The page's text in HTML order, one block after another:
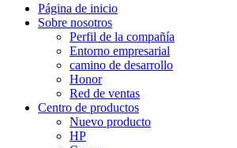
Página de inicio
Sobre nosotros
Perfil de la compañía
Entorno empresarial
camino de desarrollo
Honor
Red de ventas
Centro de productos
Nuevo producto
HP